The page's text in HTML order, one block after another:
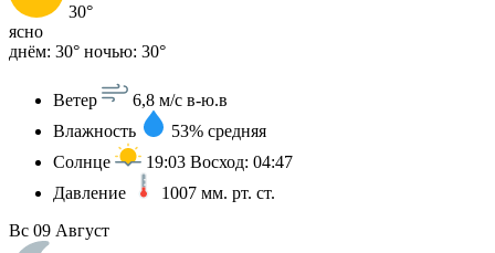
30°
ясно
днём: 30° ночью: 30°
Ветер 6,8 м/с в-ю.в
Влажность
53% средняя
Солнце
19:03 Восход: 04:47
Давление
1007 мм. рт. ст.
Вс 09 Август